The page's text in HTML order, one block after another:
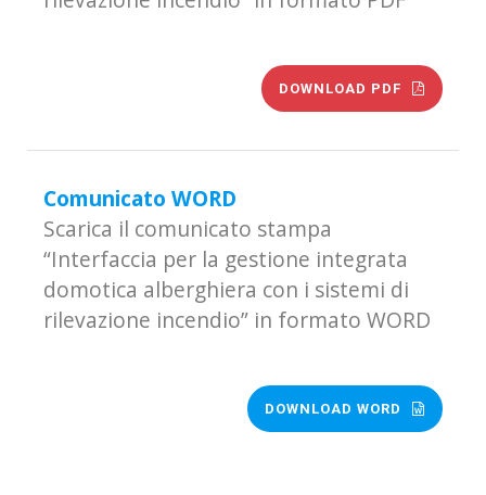
DOWNLOAD PDF
Comunicato WORD
Scarica il comunicato stampa
“Interfaccia per la gestione integrata
domotica alberghiera con i sistemi di
rilevazione incendio” in formato WORD
DOWNLOAD WORD